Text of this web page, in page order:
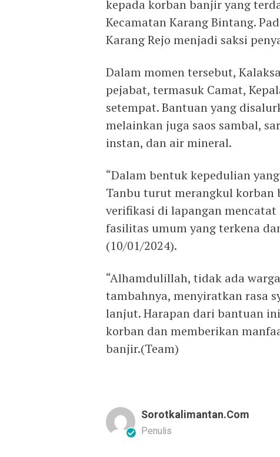
kepada korban banjir yang
Kecamatan Karang Bintang.
Karang Rejo menjadi saksi
Dalam momen tersebut,
pejabat, termasuk Camat,
setempat. Bantuan yang
melainkan juga saos sambal,
instan, dan air mineral.
“Dalam bentuk kepedulian
Tanbu turut merangkul korban
verifikasi di lapangan
fasilitas umum yang terkena
(10/01/2024).
“Alhamdulillah, tidak ada
tambahnya, menyiratkan rasa
lanjut. Harapan dari bantuan
korban dan memberikan
banjir.(Team)
Sorotkalimantan.com
Penulis